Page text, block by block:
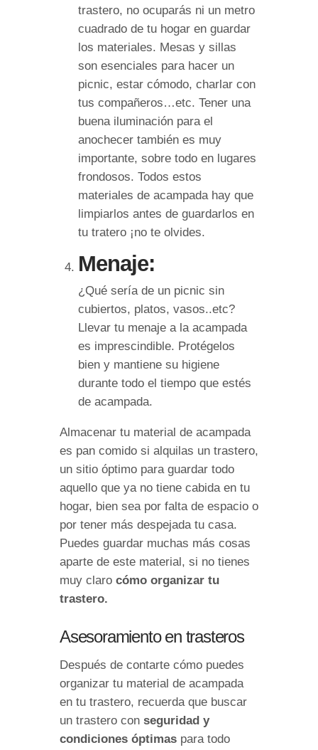
trastero, no ocuparás ni un metro
cuadrado de tu hogar en guardar
los materiales. Mesas y sillas
son esenciales para hacer un
picnic, estar cómodo, charlar con
tus compañeros…etc. Tener una
buena iluminación para el
anochecer también es muy
importante, sobre todo en lugares
frondosos. Todos estos
materiales de acampada hay que
limpiarlos antes de guardarlos en
tu tratero ¡no te olvides.
Menaje:
¿Qué sería de un picnic sin
cubiertos, platos, vasos..etc?
Llevar tu menaje a la acampada
es imprescindible. Protégelos
bien y mantiene su higiene
durante todo el tiempo que estés
de acampada.
Almacenar tu material de acampada
es pan comido si alquilas un trastero,
un sitio óptimo para guardar todo
aquello que ya no tiene cabida en tu
hogar, bien sea por falta de espacio o
por tener más despejada tu casa.
Puedes guardar muchas más cosas
aparte de este material, si no tienes
muy claro cómo organizar tu
trastero.
Asesoramiento en trasteros
Después de contarte cómo puedes
organizar tu material de acampada
en tu trastero, recuerda que buscar
un trastero con seguridad y
condiciones óptimas para todo